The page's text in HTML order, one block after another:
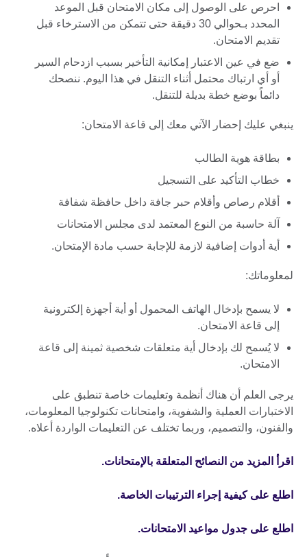
احرص على الوصول إلى مكان الامتحان قبل الموعد
المحدد بـحوالي 30 دقيقة حتى تتمكن من الاسترخاء قبل
تقديم الامتحان.
ضع في عين الاعتبار إمكانية التأخير بسبب ازدحام السير
أو أي ارتباك محتمل أثناء التنقل في هذا اليوم. ننصحك
دائماً بوضع خطة بديلة للتنقل.
ينبغي عليك إحضار الآتي معك إلى قاعة الامتحان:
بطاقة هوية الطالب
خطاب التأكيد على التسجيل
أقلام رصاص وأقلام حبر جافة داخل حافظة شفافة
آلة حاسبة من النوع المعتمد لدى مجلس الامتحانات
أية أدوات إضافية لازمة للإجابة حسب مادة الإمتحان.
لمعلوماتك:
لا يسمح بإدخال الهاتف المحمول أو أية أجهزة إلكترونية
إلى قاعة الامتحان.
لا يُسمح لك بإدخال أية متعلقات شخصية ثمينة إلى قاعة
الامتحان.
يرجى العلم أن هناك أنظمة وتعليمات خاصة تنطبق على
الاختبارات العملية والشفوية، وامتحانات تكنولوجيا المعلومات،
والفنون، والتصميم، وربما تختلف عن التعليمات الواردة أعلاه.
اقرأ المزيد من النصائح المتعلقة بالإمتحانات.
اطلع على كيفية إجراء الترتيبات الخاصة.
اطلع على جدول مواعيد الامتحانات.